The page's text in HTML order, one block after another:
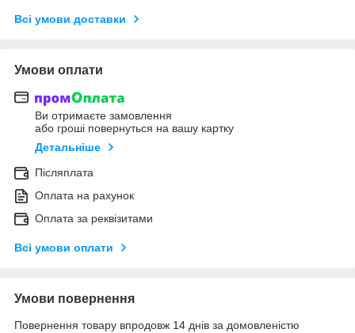
Всі умови доставки
Умови оплати
Ви отримаєте замовлення
або гроші повернуться на вашу картку
Детальніше
Післяплата
Оплата на рахунок
Оплата за реквізитами
Всі умови оплати
Умови повернення
Повернення товару впродовж 14 днів за домовленістю